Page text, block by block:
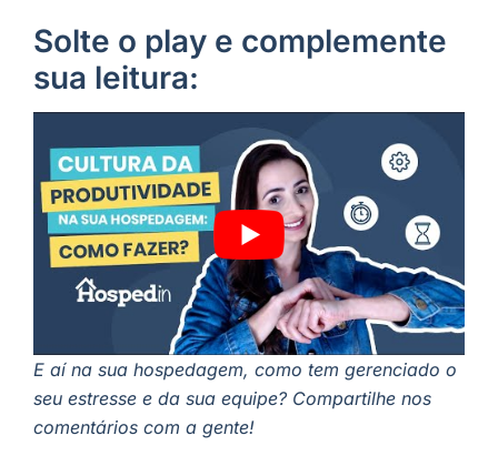
Solte o play e complemente
sua leitura:
E aí na sua hospedagem, como tem gerenciado o
seu estresse e da sua equipe? Compartilhe nos
comentários com a gente!